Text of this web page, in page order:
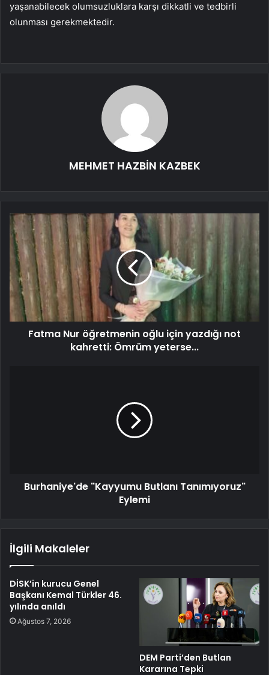
yaşanabilecek olumsuzluklara karşı dikkatli ve tedbirli
olunması gerekmektedir.
MEHMET HAZBİN KAZBEK
Fatma Nur öğretmenin oğlu için yazdığı not
kahretti: Ömrüm yeterse...
Burhaniye'de "Kayyumu Butlanı Tanımıyoruz"
Eylemi
İlgili Makaleler
DİSK’in kurucu Genel
Başkanı Kemal Türkler 46.
yılında anıldı
Ağustos 7, 2026
DEM Parti’den Butlan
Kararına Tepki